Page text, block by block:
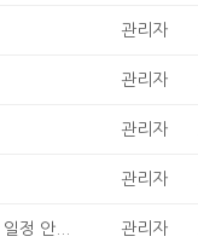
관리자
관리자
관리자
관리자
정 안... 관리자